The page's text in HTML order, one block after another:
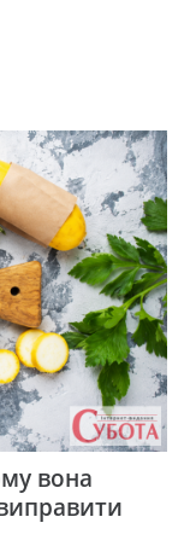
вона